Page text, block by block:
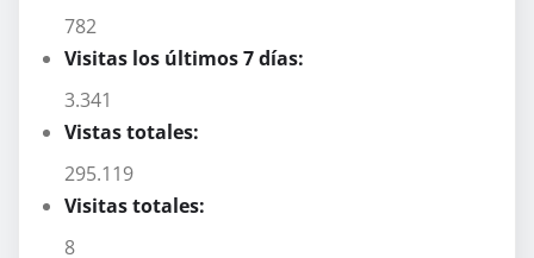
782
Visitas los últimos 7 días:
3.341
Vistas totales:
295.119
Visitas totales:
8